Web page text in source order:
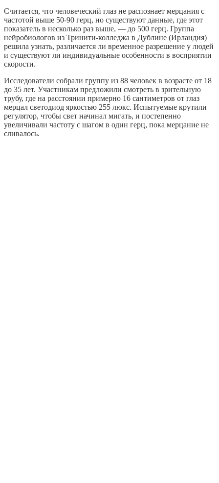
Считается, что человеческий глаз не распознает мерцания с
частотой выше 50-90 герц, но существуют данные, где этот
показатель в несколько раз выше, — до 500 герц. Группа
нейробиологов из Тринити-колледжа в Дублине (Ирландия)
решила узнать, различается ли временное разрешение у людей
и существуют ли индивидуальные особенности в восприятии
скорости.
Исследователи собрали группу из 88 человек в возрасте от 18
до 35 лет. Участникам предложили смотреть в зрительную
трубу, где на расстоянии примерно 16 сантиметров от глаз
мерцал светодиод яркостью 255 люкс. Испытуемые крутили
регулятор, чтобы свет начинал мигать, и постепенно
увеличивали частоту с шагом в один герц, пока мерцание не
сливалось.